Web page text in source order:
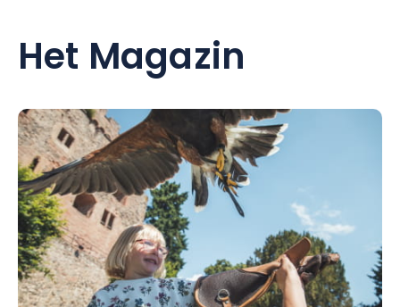
Het Magazin